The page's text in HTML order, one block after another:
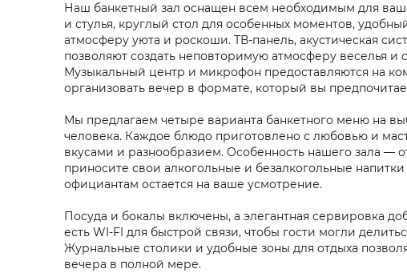
Наш банкетный зал оснащен всем необходимым для
и стулья, круглый стол для особенных моментов,
атмосферу уюта и роскоши. ТВ-панель, акустическая
позволяют создать неповторимую атмосферу веселья
Музыкальный центр и микрофон предоставляются на
организовать вечер в формате, который вы
Мы предлагаем четыре варианта банкетного меню на
человека. Каждое блюдо приготовлено с любовью и
вкусами и разнообразием. Особенность нашего зала —
приносите свои алкогольные и безалкогольные
официантам остается на ваше усмотрение.
Посуда и бокалы включены, а элегантная сервировка
есть WI-FI для быстрой связи, чтобы гости могли
Журнальные столики и удобные зоны для отдыха
вечера в полной мере.